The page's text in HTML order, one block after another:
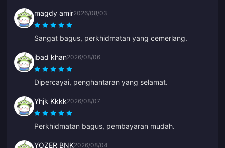
magdy amir2026/08/03
Sangat bagus, perkhidmatan yang cemerlang.
ibad khan2026/08/06
Dipercayai, penghantaran yang selamat.
Yhjk Kkkk2026/08/07
Perkhidmatan bagus, pembayaran mudah.
YOZER BNK2026/08/04